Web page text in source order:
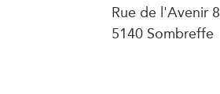
Rue de l'Avenir 8
5140 Sombreffe